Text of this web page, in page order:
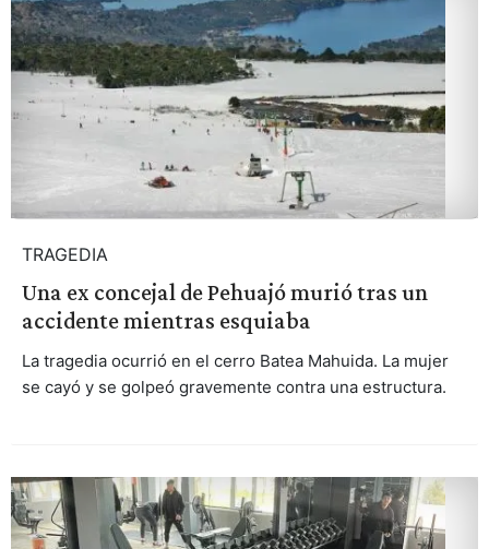
TRAGEDIA
Una ex concejal de Pehuajó murió tras un
accidente mientras esquiaba
La tragedia ocurrió en el cerro Batea Mahuida. La mujer
se cayó y se golpeó gravemente contra una estructura.